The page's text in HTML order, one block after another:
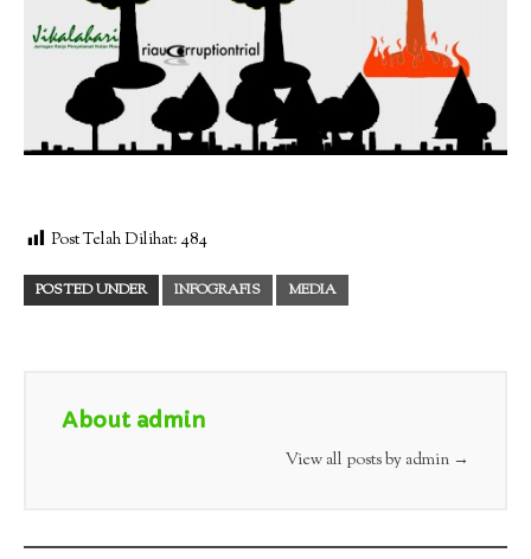
Post Telah Dilihat: 484
POSTED UNDER INFOGRAFIS MEDIA
About admin
View all posts by admin →